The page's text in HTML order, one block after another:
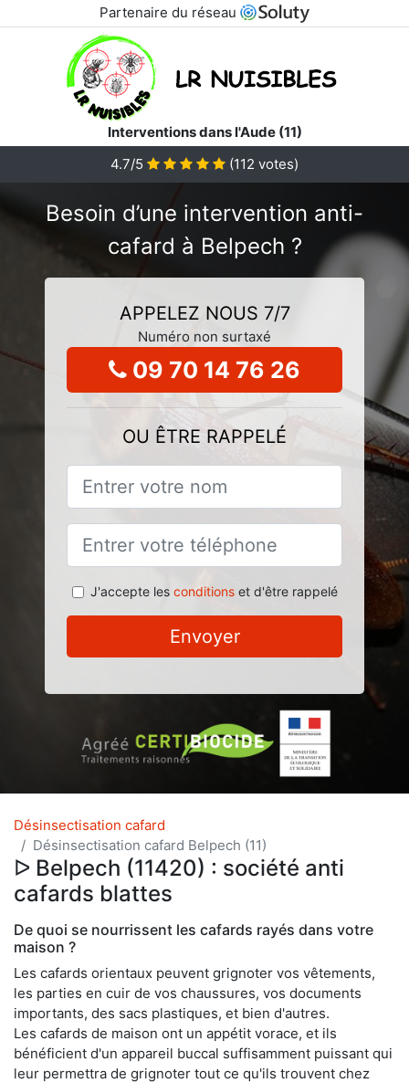
Partenaire du réseau
Interventions dans l'Aude (11)
4.7/5
(112 votes)
Besoin d’une intervention anti-
cafard à Belpech ?
APPELEZ NOUS 7/7
Numéro non surtaxé
09 70 14 76 26
OU ÊTRE RAPPELÉ
J'accepte les conditionset d'être rappelé
Envoyer
Désinsectisation cafard
Désinsectisation cafard Belpech (11)
ᐅ Belpech (11420) : société anti
cafards blattes
De quoi se nourrissent les cafards rayés dans votre
maison ?
Les cafards orientaux peuvent grignoter vos vêtements,
les parties en cuir de vos chaussures, vos documents
importants, des sacs plastiques, et bien d'autres.
Les cafards de maison ont un appétit vorace, et ils
bénéficient d'un appareil buccal suffisamment puissant qui
leur permettra de grignoter tout ce qu'ils trouvent chez